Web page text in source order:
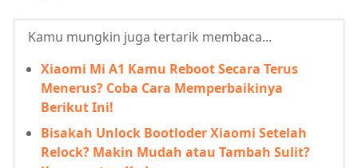
Kamu mungkin juga tertarik membaca...
Xiaomi Mi A1 Kamu Reboot Secara Terus
Menerus? Coba Cara Memperbaikinya
Berikut Ini!
Bisakah Unlock Bootloder Xiaomi Setelah
Relock? Makin Mudah atau Tambah Sulit?